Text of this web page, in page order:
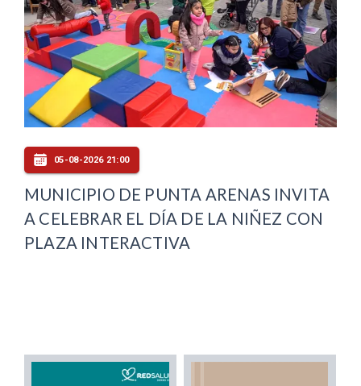
05-08-2026 21:00
MUNICIPIO DE PUNTA ARENAS INVITA
A CELEBRAR EL DÍA DE LA NIÑEZ CON
PLAZA INTERACTIVA